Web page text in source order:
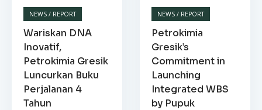
NEWS / REPORT
Wariskan DNA
Inovatif,
Petrokimia Gresik
Luncurkan Buku
Perjalanan 4
Tahun
NEWS / REPORT
Petrokimia
Gresik’s
Commitment in
Launching
Integrated WBS
by Pupuk